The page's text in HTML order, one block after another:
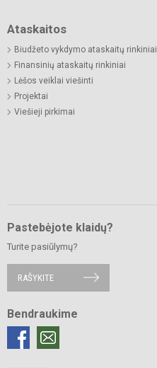
Ataskaitos
Biudžeto vykdymo ataskaitų rinkiniai
Finansinių ataskaitų rinkiniai
Lėšos veiklai viešinti
Projektai
Viešieji pirkimai
Pastebėjote klaidų?
Turite pasiūlymų?
RAŠYKITE
Bendraukime